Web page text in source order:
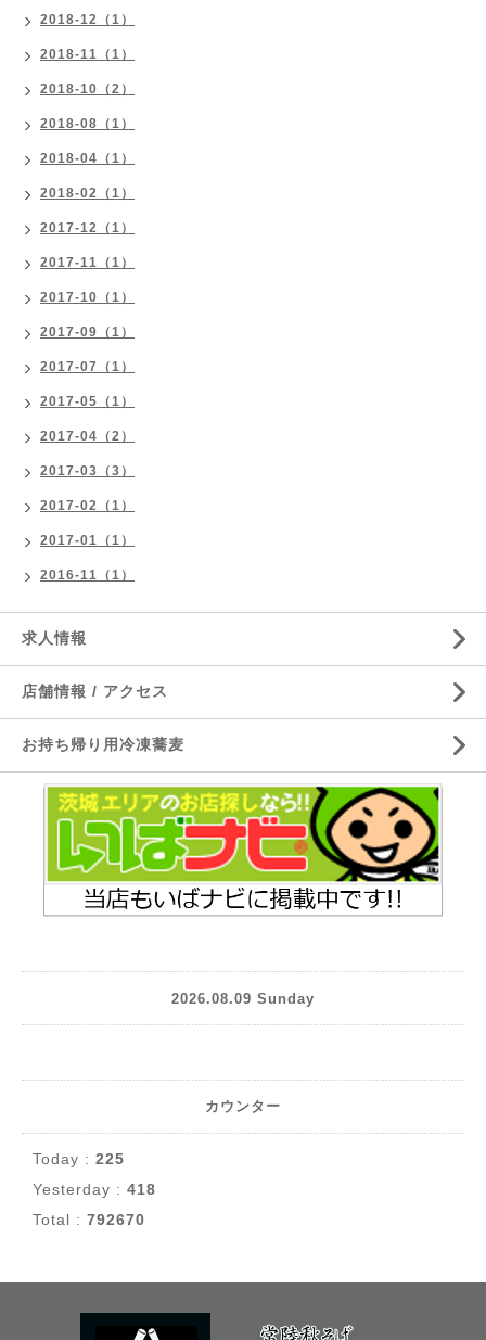
2018-12（1）
2018-11（1）
2018-10（2）
2018-08（1）
2018-04（1）
2018-02（1）
2017-12（1）
2017-11（1）
2017-10（1）
2017-09（1）
2017-07（1）
2017-05（1）
2017-04（2）
2017-03（3）
2017-02（1）
2017-01（1）
2016-11（1）
求人情報
店舗情報 / アクセス
お持ち帰り用冷凍蕎麦
2026.08.09 Sunday
カウンター
Today : 225
Yesterday : 418
Total : 792670